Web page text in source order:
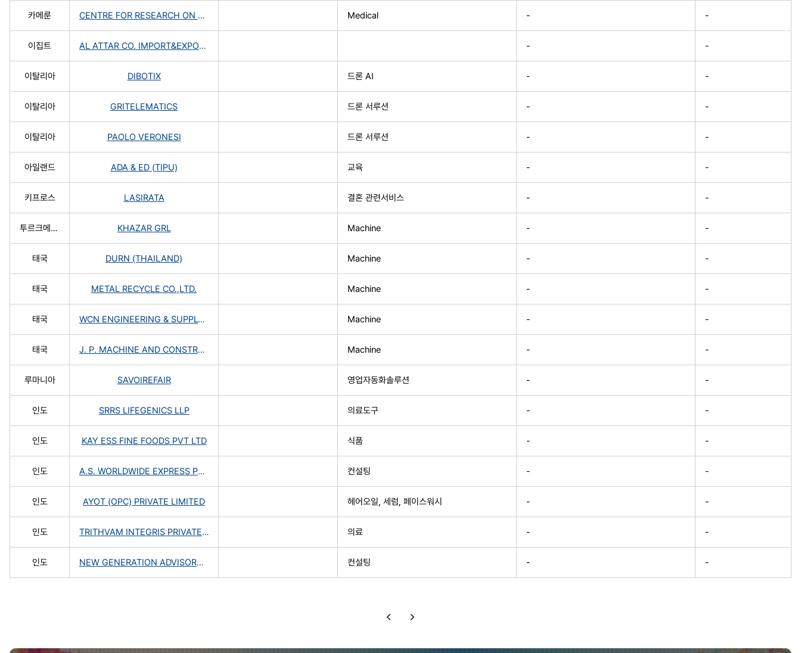
카메룬 CENTRE FOR RESEARCH ON EMERGING AND REEMERGING DISEASES Medical - -
이집트 AL ATTAR CO. IMPORT&EXPORT - -
이탈리아 DIBOTIX 드론 AI - -
이탈리아 GRITELEMATICS 드론 서루션 - -
이탈리아 PAOLO VERONESI 드론 서루션 - -
아일랜드 ADA & ED (TIPU) 교육 - -
키프로스 LASIRATA 결혼 관련서비스 - -
투르크메니스탄 KHAZAR GRL Machine - -
태국 DURN (THAILAND) Machine - -
태국 METAL RECYCLE CO.,LTD. Machine - -
태국 WCN ENGINEERING & SUPPLY LIMITED PARTNERSHIP Machine - -
태국 J. P. MACHINE AND CONSTRUCTION CO., LTD. Machine - -
루마니아 SAVOIREFAIR 영업자동화솔루션 - -
인도 SRRS LIFEGENICS LLP 의료도구 - -
인도 KAY ESS FINE FOODS PVT LTD 식품 - -
인도 A.S. WORLDWIDE EXPRESS PRIVATE LIMITED 컨설팅 - -
인도 AYOT (OPC) PRIVATE LIMITED 헤어오일, 세럼, 페이스워시 - -
인도 TRITHVAM INTEGRIS PRIVATE LIMITED 의료 - -
인도 NEW GENERATION ADVISORY SERVICES PRIVATE LIMITED 컨설팅 - -